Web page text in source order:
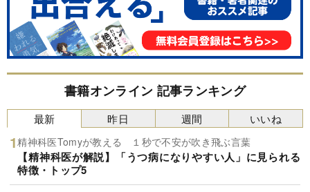
書籍オンライン 記事ランキング
最新
精神科医Tomyが教える １秒で不安が吹き飛ぶ言葉
【精神科医が解説】「うつ病になりやすい人」に見られる
特徴・トップ5
昨日 週間 いいね